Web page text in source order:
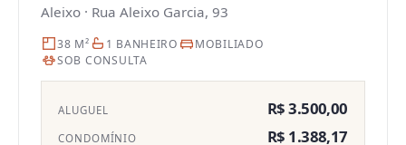
Aleixo · Rua Aleixo Garcia, 93
38 M² 1 BANHEIRO
MOBILIADO
SOB CONSULTA
ALUGUEL R$ 3.500,00
CONDOMÍNIO R$ 1.388,17